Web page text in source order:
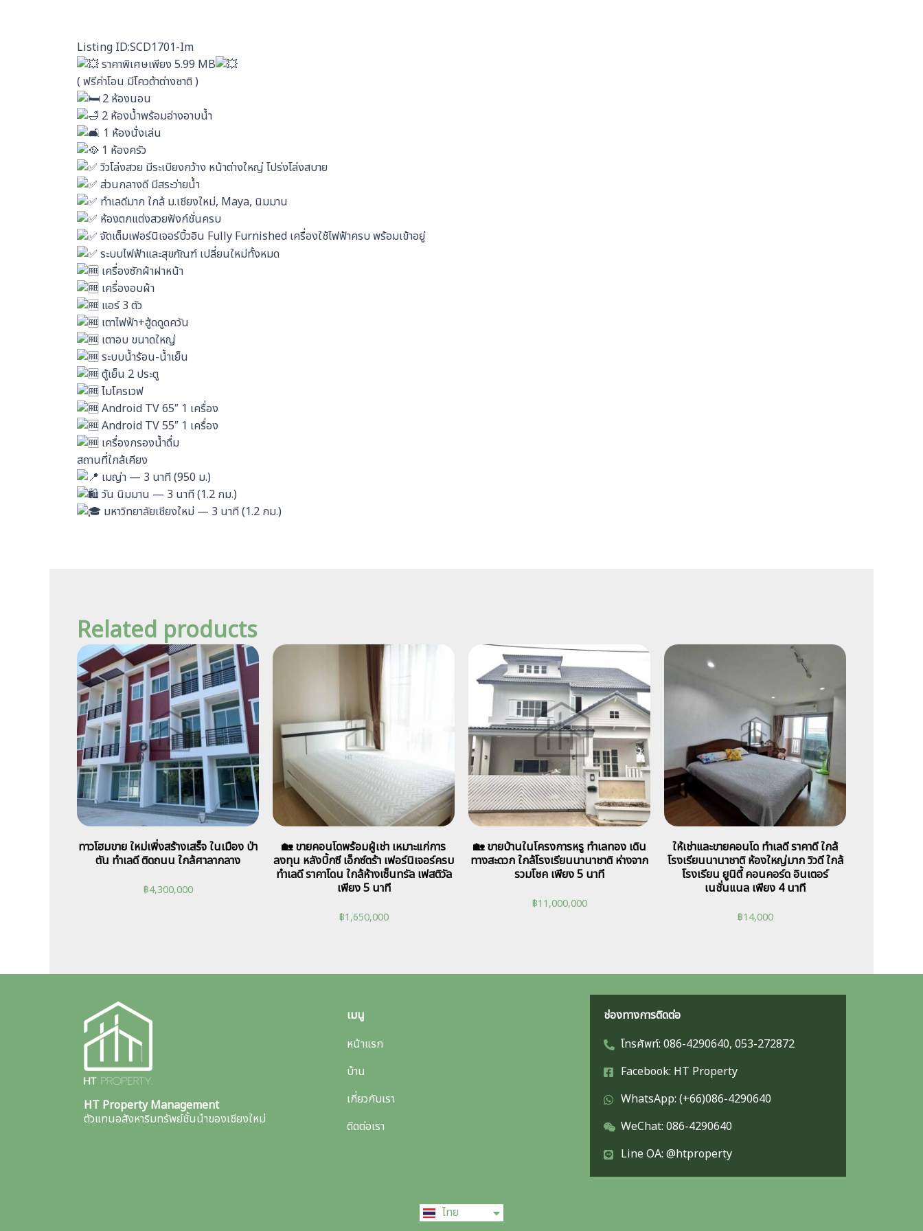
Listing ID:SCD1701-Im
ราคาพิเศษเพียง 5.99 MB
( ฟรีค่าโอน มีโควต้าต่างชาติ )
2 ห้องนอน
2 ห้องน้ำพร้อมอ่างอาบน้ำ
1 ห้องนั่งเล่น
1 ห้องครัว
วิวโล่งสวย มีระเบียงกว้าง หน้าต่างใหญ่ โปร่งโล่งสบาย
ส่วนกลางดี มีสระว่ายน้ำ
ทำเลดีมาก ใกล้ ม.เชียงใหม่, Maya, นิมมาน
ห้องตกแต่งสวยฟังก์ชั่นครบ
จัดเต็มเฟอร์นิเจอร์บิ้วอิน Fully Furnished เครื่องใช้ไฟฟ้าครบ พร้อมเข้าอยู่
ระบบไฟฟ้าและสุขภัณฑ์ เปลี่ยนใหม่ทั้งหมด
เครื่องซักผ้าฝาหน้า
เครื่องอบผ้า
แอร์ 3 ตัว
เตาไฟฟ้า+ฮู้ดดูดควัน
เตาอบ ขนาดใหญ่
ระบบน้ำร้อน-น้ำเย็น
ตู้เย็น 2 ประตู
ไมโครเวฟ
Android TV 65″ 1 เครื่อง
Android TV 55″ 1 เครื่อง
เครื่องกรองน้ำดื่ม
สถานที่ใกล้เคียง
เมญ่า — 3 นาที (950 ม.)
วัน นิมมาน — 3 นาที (1.2 กม.)
มหาวิทยาลัยเชียงใหม่ — 3 นาที (1.2 กม.)
Related products
ทาวโฮมขาย ใหม่เพิ่งสร้างเสร็จ ในเมือง ป่า
ตัน ทำเลดี ติดถนน ใกล้ศาลากลาง
฿4,300,000
🏡 ขายคอนโดพร้อมผู้เช่า เหมาะแก่การ
ลงทุน หลังบิ้กซี เอ็กซ์ตร้า เฟอร์นิเจอร์ครบ
ทำเลดี ราคาโดน ใกล้ห้างเซ็นทรัล เฟสติวัล
เพียง 5 นาที
฿1,650,000
🏡 ขายบ้านในโครงการหรู ทำเลทอง เดิน
ทางสะดวก ใกล้โรงเรียนนานาชาติ ห่างจาก
รวมโชค เพียง 5 นาที
฿11,000,000
ให้เช่าและขายคอนโด ทำเลดี ราคาดี ใกล้
โรงเรียนนานาชาติ ห้องใหญ่มาก วิวดี ใกล้
โรงเรียน ยูนิตี้ คอนคอร์ด อินเตอร์
เนชั่นแนล เพียง 4 นาที
฿14,000
HT Property Management
ตัวแทนอสังหาริมทรัพย์ชั้นนำของเชียงใหม่
เมนู
หน้าแรก
บ้าน
เกี่ยวกับเรา
ติดต่อเรา
ช่องทางการติดต่อ
โทรศัพท์: 086-4290640, 053-272872
Facebook: HT Property
WhatsApp: (+66)086-4290640
WeChat: 086-4290640
Line OA: @htproperty
ไทย
中文 (中国)